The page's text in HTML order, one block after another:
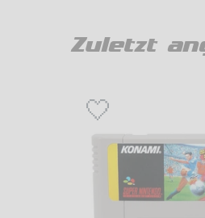
Zuletzt